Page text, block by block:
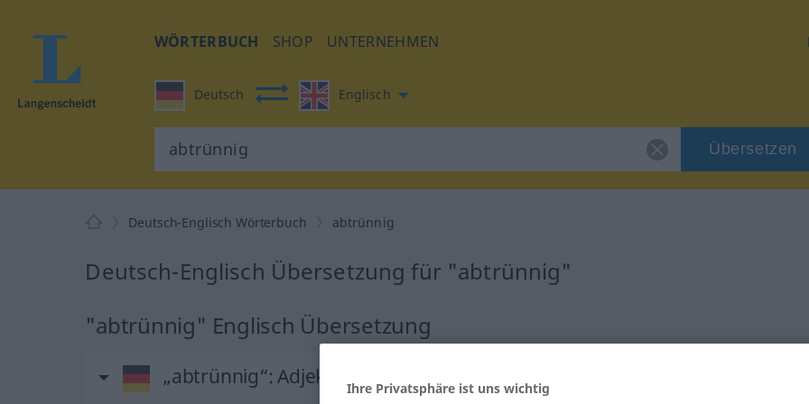
WÖRTERBUCH SHOP UNTERNEHMEN
Deutsch Englisch
Übersetzen
Deutsch-Englisch Wörterbuch abtrünnig
Deutsch-Englisch Übersetzung für "abtrünnig"
"abtrünnig" Englisch Übersetzung
„abtrünnig“: Adjektiv Ihre Privatsphäre ist uns wichtig